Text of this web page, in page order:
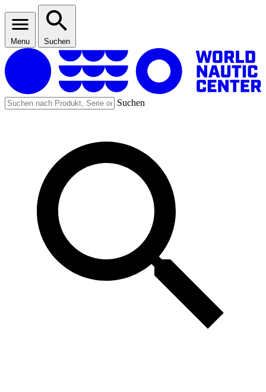
Menu Suchen
Suchen